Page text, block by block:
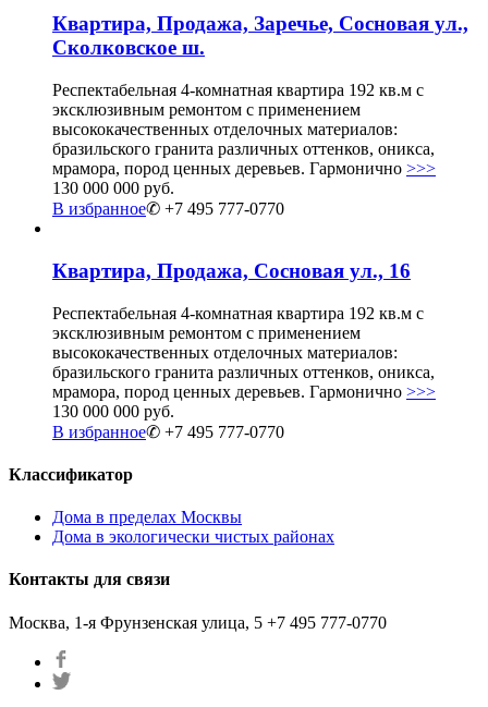
Квартира, Продажа, Заречье, Сосновая ул.,
Сколковское ш.
Респектабельная 4-комнатная квартира 192 кв.м с
эксклюзивным ремонтом с применением
высококачественных отделочных материалов:
бразильского гранита различных оттенков, оникса,
мрамора, пород ценных деревьев. Гармонично >>>
130 000 000 руб.
В избранное✆ +7 495 777-0770
Квартира, Продажа, Сосновая ул., 16
Респектабельная 4-комнатная квартира 192 кв.м с
эксклюзивным ремонтом с применением
высококачественных отделочных материалов:
бразильского гранита различных оттенков, оникса,
мрамора, пород ценных деревьев. Гармонично >>>
130 000 000 руб.
В избранное✆ +7 495 777-0770
Классификатор
Дома в пределах Москвы
Дома в экологически чистых районах
Контакты для связи
Москва, 1-я Фрунзенская улица, 5 +7 495 777-0770